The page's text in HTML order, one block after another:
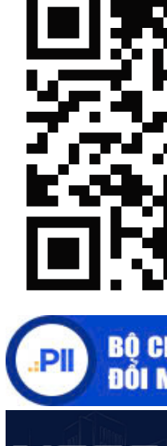
“Đi tắt, đón đầu” các công
Quảng bá hình ảnh Đắk Lắk
Mời tham gia Hội chợ triển
phẩm OCOP năm 2025
lực cho phát triển
Đắk Lắk xây dựng kịch bản
2025 đạt 8% trở lên
Cuộc thi trực tuyến tìm hiểu
Thuột, giải phóng tỉnh Đắk